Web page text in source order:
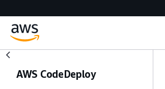
AWS CodeDeploy